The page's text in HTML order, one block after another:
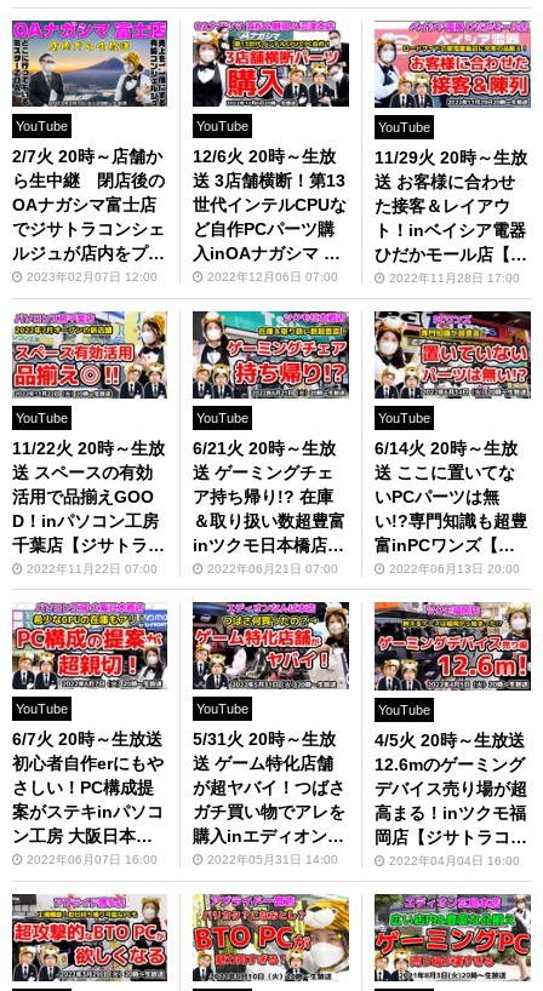
ルジュ】
YouTube
2/7火 20時～店舗か
ら生中継 閉店後の
OAナガシマ富士店
でジサトラコンシェ
ルジュが店内をプチ
改装？【ジサトラコ
ンシェルジュ】
2023年02月07日 12:00
YouTube
12/6火 20時～生放
送 3店舗横断！第13
世代インテルCPUな
ど自作PCパーツ購
入inOAナガシマ 浜
松＆静岡＆沼津本店
【ジサトラコンシェ
ルジュ】
2022年12月06日 07:00
YouTube
11/29火 20時～生放
送 お客様に合わせ
た接客＆レイアウ
ト！inベイシア電器
ひだかモール店【ジ
サトラコンシェルジ
ュ】
2022年11月28日 17:00
YouTube
11/22火 20時～生放
送 スペースの有効
活用で品揃えGOO
D！inパソコン工房
千葉店【ジサトラコ
ンシェルジュ】
2022年11月22日 07:00
YouTube
6/21火 20時～生放
送 ゲーミングチェ
ア持ち帰り!? 在庫
＆取り扱い数超豊富
inツクモ日本橋店
【ジサトラコンシェ
ルジュ】
2022年06月21日 07:00
YouTube
6/14火 20時～生放
送 ここに置いてな
いPCパーツは無
い!?専門知識も超豊
富inPCワンズ【ジ
サトラコンシェルジ
ュ】
2022年06月13日 20:00
YouTube
6/7火 20時～生放送
初心者自作erにもや
さしい！PC構成提
案がステキinパソコ
ン工房 大阪日本橋
店【ジサトラコンシ
ェルジュ】
2022年06月07日 16:00
YouTube
5/31火 20時～生放
送 ゲーム特化店舗
が超ヤバイ！つばさ
ガチ買い物でアレを
購入inエディオンな
んば本店【ジサトラ
コンシェルジュ】
2022年05月31日 14:00
YouTube
4/5火 20時～生放送
12.6mのゲーミング
デバイス売り場が超
高まる！inツクモ福
岡店【ジサトラコン
シェルジュ】
2022年04月04日 16:00